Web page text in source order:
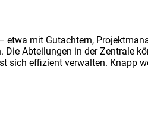
etwa mit Gutachtern,
Abteilungen in der Zentrale
sich effizient verwalten. Knapp